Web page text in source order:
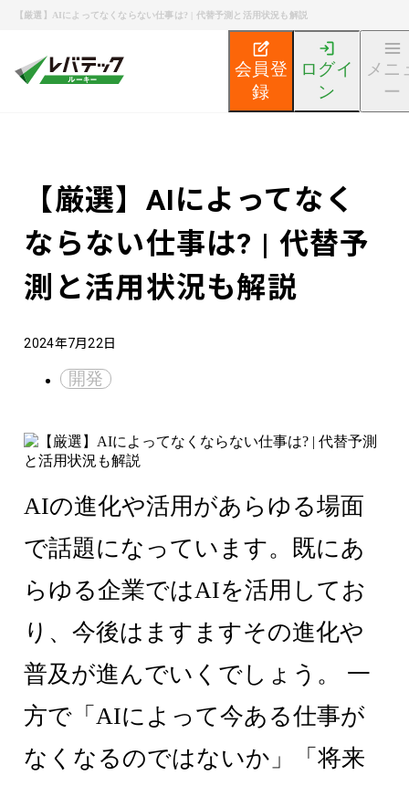
【厳選】AIによってなくならない仕事は? | 代替予測と活用状況も解説
会員登
録
ログイ
ン
メニ
ー
エンジニア就活ノウハウ記事
【厳選】AIによってなく
ならない仕事は? | 代替予
測と活用状況も解説
2024年7月22日
開発
AIの進化や活用があらゆる場面
で話題になっています。既にあ
らゆる企業ではAIを活用してお
り、今後はますますその進化や
普及が進んでいくでしょう。 一
方で「AIによって今ある仕事が
なくなるのではないか」「将来